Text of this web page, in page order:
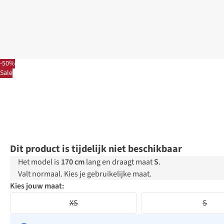
-50%
Sale
Dit product is tijdelijk niet beschikbaar
Het model is 170 cmlang en draagt maatS.
Valt normaal. Kies je gebruikelijke maat.
Kies jouw maat:
XS
S